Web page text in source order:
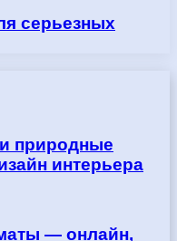
серьезных
природные
интерьера
— онлайн,